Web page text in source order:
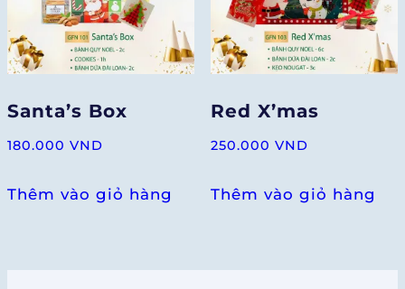
Santa’s Box
180.000 VND
Thêm vào giỏ hàng
Red X’mas
250.000 VND
Thêm vào giỏ hàng